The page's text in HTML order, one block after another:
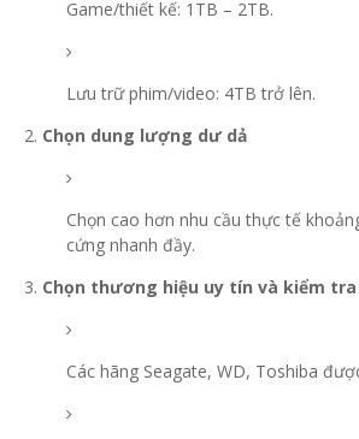
Game/thiết kế: 1TB – 2TB.
Lưu trữ phim/video: 4TB trở lên.
Chọn dung lượng dư dả
Chọn cao hơn nhu cầu thực tế
cứng nhanh đầy.
Chọn thương hiệu uy tín và kiểm tra
Các hãng Seagate, WD, Toshiba